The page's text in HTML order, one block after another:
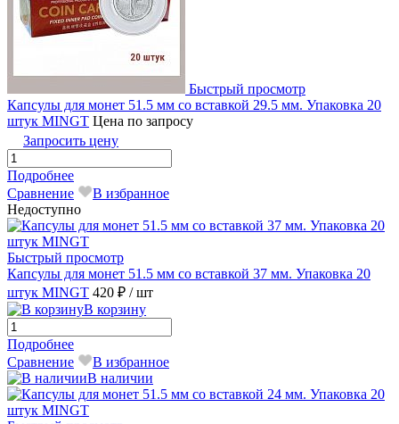
Быстрый просмотр
Капсулы для монет 51.5 мм со вставкой 29.5 мм. Упаковка 20
штук MINGT Цена по запросу
Запросить цену
Подробнее
Сравнение
В избранное
Недоступно
Быстрый просмотр
Капсулы для монет 51.5 мм со вставкой 37 мм. Упаковка 20
штук MINGТ 420 ₽ / шт
В корзину
Подробнее
Сравнение
В избранное
В наличии